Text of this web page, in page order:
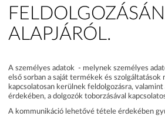
ALAPJÁRÓL.
A személyes adatok - melynek személyes
első sorban a saját termékek és szolgáltatások
kapcsolatosan kerülnek feldolgozásra,
érdekében, a dolgozók toborzásával
A kommunikáció lehetővé tétele érdekében